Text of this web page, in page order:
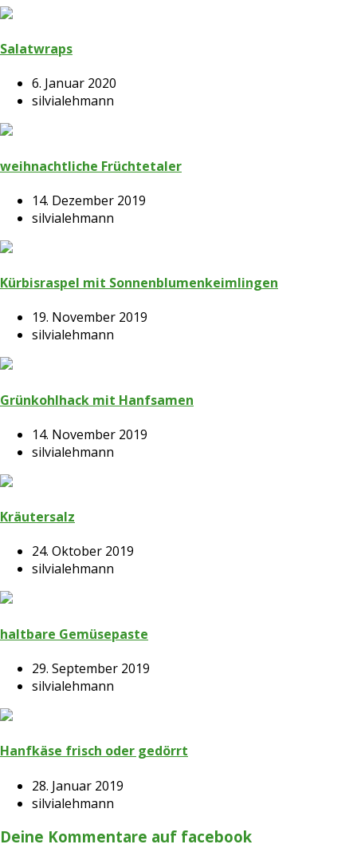
Salatwraps
6. Januar 2020
silvialehmann
weihnachtliche Früchtetaler
14. Dezember 2019
silvialehmann
Kürbisraspel mit Sonnenblumenkeimlingen
19. November 2019
silvialehmann
Grünkohlhack mit Hanfsamen
14. November 2019
silvialehmann
Kräutersalz
24. Oktober 2019
silvialehmann
haltbare Gemüsepaste
29. September 2019
silvialehmann
Hanfkäse frisch oder gedörrt
28. Januar 2019
silvialehmann
Deine Kommentare auf facebook